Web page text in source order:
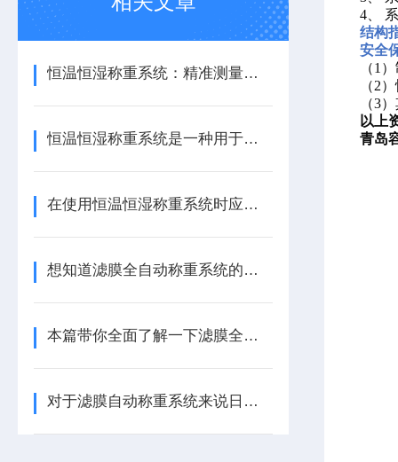
恒温恒湿称重系统：精准测量的科技保障
恒温恒湿称重系统是一种用于精确测量材料质量的设备
在使用恒温恒湿称重系统时应注意哪些事项呢
想知道滤膜全自动称重系统的原理及辅助功能不妨看看本篇
本篇带你全面了解一下滤膜全自动称重系统
对于滤膜自动称重系统来说日常维护工作该如何进行
4、
结构
安全
（1
（2
（3
以上
青岛